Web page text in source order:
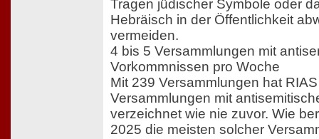
Tragen jüdischer Symbole oder
Hebräisch in der Öffentlichkeit
vermeiden.
4 bis 5 Versammlungen mit
Vorkommnissen pro Woche
Mit 239 Versammlungen hat
Versammlungen mit
verzeichnet wie nie zuvor. Wie
2025 die meisten solcher